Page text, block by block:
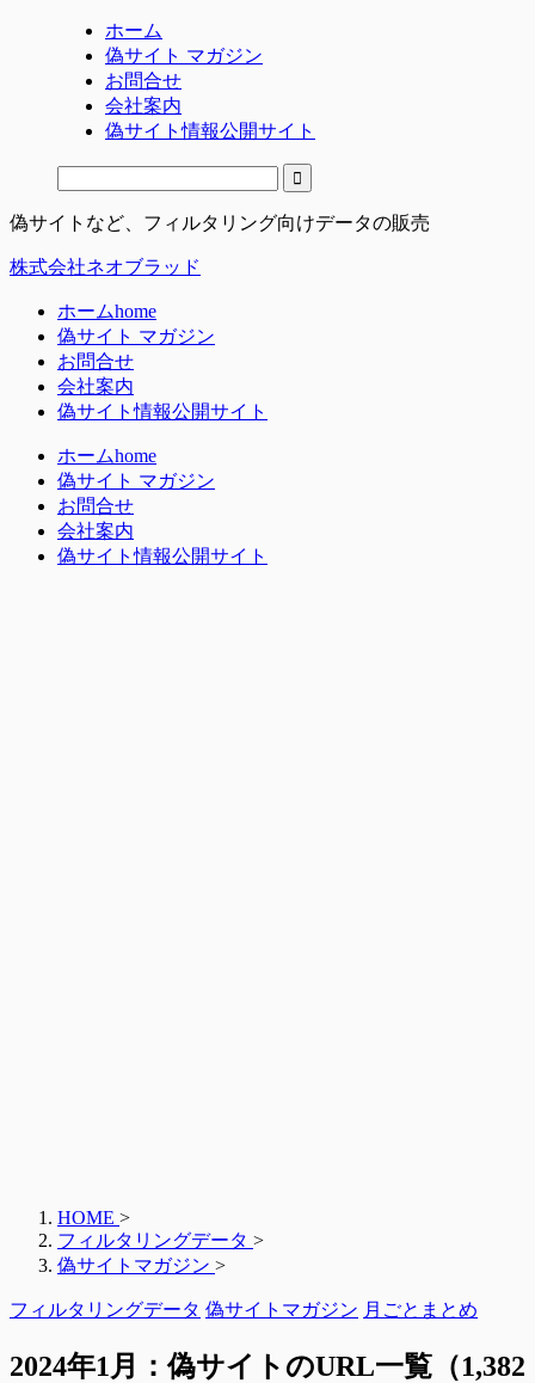
ホーム
偽サイト マガジン
お問合せ
会社案内
偽サイト情報公開サイト
偽サイトなど、フィルタリング向けデータの販売
株式会社ネオブラッド
ホームhome
偽サイト マガジン
お問合せ
会社案内
偽サイト情報公開サイト
ホームhome
偽サイト マガジン
お問合せ
会社案内
偽サイト情報公開サイト
HOME >
フィルタリングデータ >
偽サイトマガジン >
フィルタリングデータ 偽サイトマガジン 月ごとまとめ
2024年1月：偽サイトのURL一覧（1,382